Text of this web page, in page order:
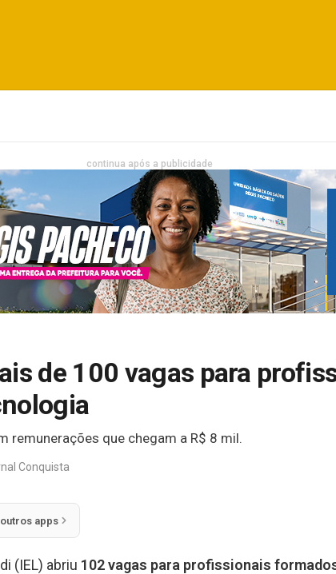
continua após a publicidade
de 100 vagas para
remunerações que chegam a R$ 8 mil.
Conquista
apps
(IEL) abriu 102 vagas para profissionais